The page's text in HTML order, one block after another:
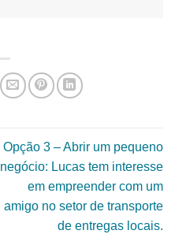
Opção 3 – Abrir um pequeno
negócio: Lucas tem interesse
em empreender com um
amigo no setor de transporte
de entregas locais.